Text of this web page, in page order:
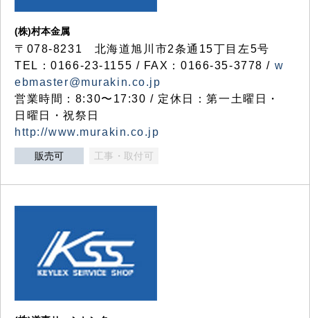
(株)村本金属
〒078-8231 北海道旭川市2条通15丁目左5号
TEL：0166-23-1155 / FAX：0166-35-3778 / w
ebmaster@murakin.co.jp
営業時間：8:30〜17:30 / 定休日：第一土曜日・
日曜日・祝祭日
http://www.murakin.co.jp
販売可 工事・取付可